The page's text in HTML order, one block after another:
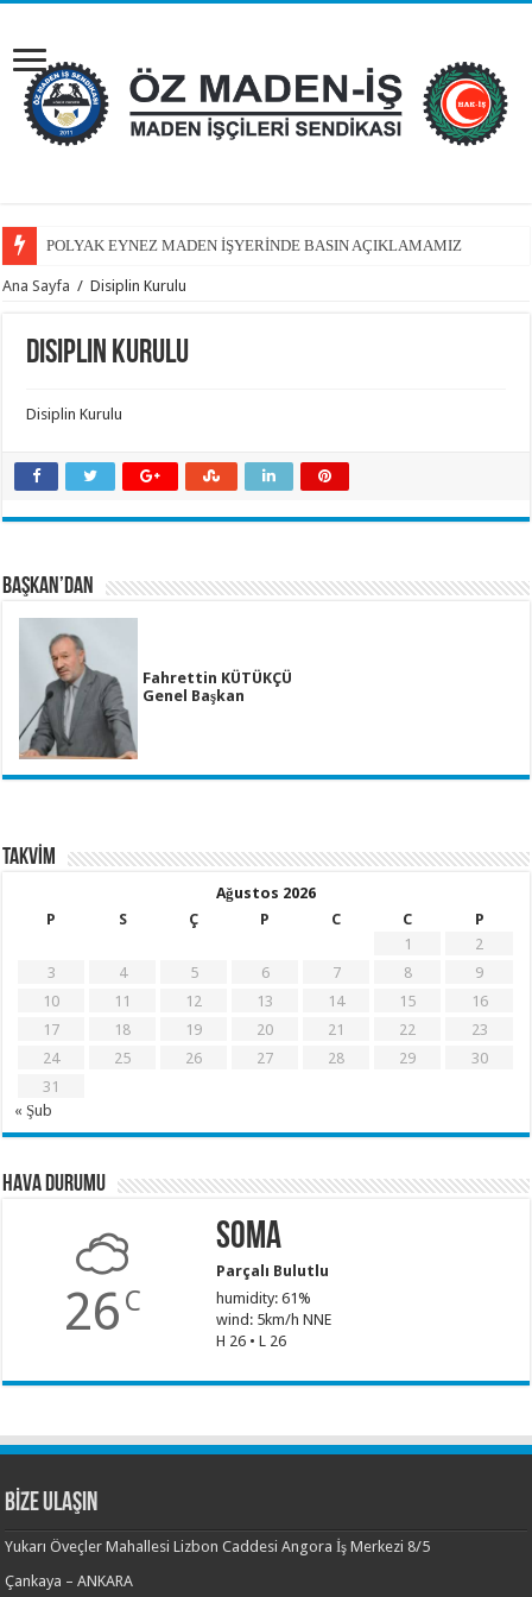
POLYAK EYNEZ MADEN İŞYERİNDE BASIN AÇIKLAMAMIZ
Ana Sayfa / Disiplin Kurulu
Disiplin Kurulu
Disiplin Kurulu
BAŞKAN’DAN
Fahrettin KÜTÜKÇÜ
Genel Başkan
TAKVİM
Ağustos 2026
P
S Ç P C C
P
1
2
3
4 5 6 7 8
9
10
11 12 13 14 15
16
17
18 19 20 21 22
23
24
25 26 27 28 29
30
31
« Şub
Hava Durumu
26 C
Soma
Parçalı Bulutlu
humidity: 61%
wind: 5km/h NNE
H 26 • L 26
BİZE ULAŞIN
Yukarı Öveçler Mahallesi Lizbon Caddesi Angora İş Merkezi 8/5
Çankaya – ANKARA